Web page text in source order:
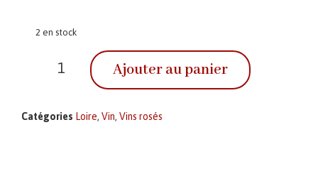
2 en stock
Ajouter au panier
Catégories Loire, Vin, Vins rosés